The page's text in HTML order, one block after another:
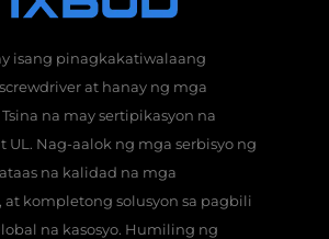
isang pinagkakatiwalaang
at hanay ng mga
na may sertipikasyon na
UL. Nag-aalok ng mga serbisyo ng
na kalidad na mga
at kompletong solusyon sa pagbili
na kasosyo. Humiling ng